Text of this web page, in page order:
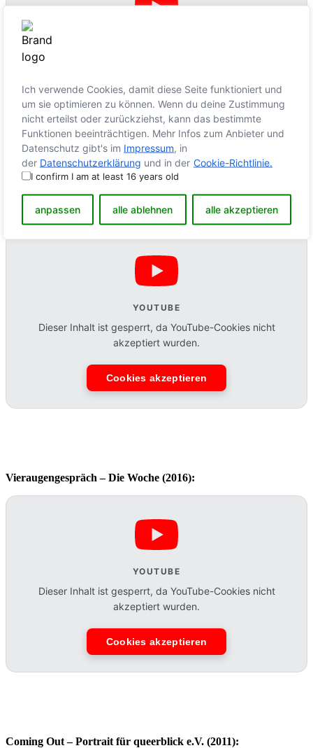
Ich verwende Cookies, damit diese Seite funktioniert und
um sie optimieren zu können. Wenn du deine Zustimmung
nicht erteilst oder zurückziehst, kann das bestimmte
Funktionen beeinträchtigen. Mehr Infos zum Anbieter und
Datenschutz gibt's im Impressum , in
der Datenschutzerklärung und in der Cookie-Richtlinie.
I confirm I am at least 16 years old
anpassen alle ablehnen alle akzeptieren
Dieser Inhalt ist gesperrt, da YouTube-Cookies nicht
Cookies akzeptieren
Vieraugengespräch – Das Thema (2016):
YOUTUBE
Dieser Inhalt ist gesperrt, da YouTube-Cookies nicht
akzeptiert wurden.
Cookies akzeptieren
Vieraugengespräch – Die Woche (2016):
YOUTUBE
Dieser Inhalt ist gesperrt, da YouTube-Cookies nicht
akzeptiert wurden.
Cookies akzeptieren
Coming Out – Portrait für queerblick e.V. (2011):